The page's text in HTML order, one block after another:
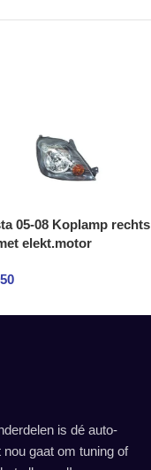
05-08 Koplamp rechts
elekt.motor
is dé auto-
gaat om tuning of